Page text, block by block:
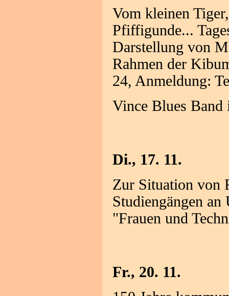
Vom kleinen
Pfiffigunde...
Darstellung von
Rahmen der
24, Anmeldung:
Vince Blues
Di., 17. 11.
Zur Situation von
Studiengängen
"Frauen und
Fr., 20. 11.